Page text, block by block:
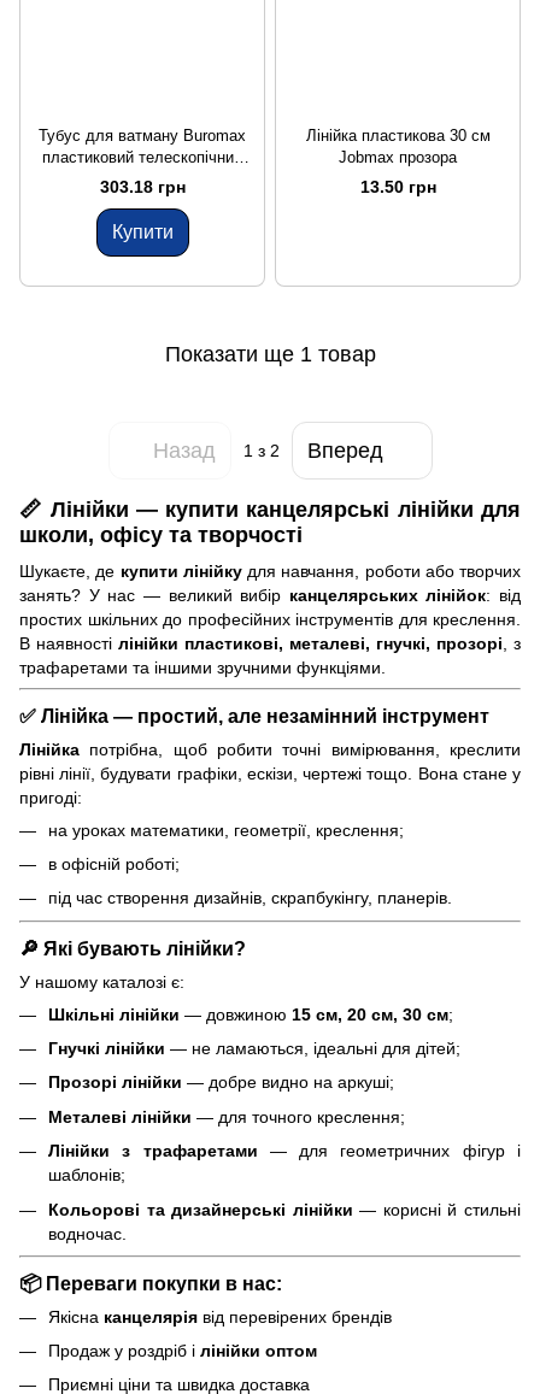
Тубус для ватману Buromax
пластиковий телескопічний
чорний
303.18 грн
Купити
Лінійка пластикова 30 см
Jobmax прозора
13.50 грн
Показати ще 1 товар
Назад 1з 2 Вперед
📏 Лінійки — купити канцелярські лінійки для
школи, офісу та творчості
Шукаєте, де купити лінійкудля навчання, роботи або творчих
занять? У нас — великий вибір канцелярських лінійок: від
простих шкільних до професійних інструментів для креслення.
В наявності лінійки пластикові, металеві, гнучкі, прозорі , з
трафаретами та іншими зручними функціями.
✅ Лінійка — простий, але незамінний інструмент
Лінійка потрібна, щоб робити точні вимірювання, креслити
рівні лінії, будувати графіки, ескізи, чертежі тощо. Вона стане у
пригоді:
на уроках математики, геометрії, креслення;
в офісній роботі;
під час створення дизайнів, скрапбукінгу, планерів.
🔎 Які бувають лінійки?
У нашому каталозі є:
Шкільні лінійки — довжиною 15 см, 20 см, 30 см;
Гнучкі лінійки — не ламаються, ідеальні для дітей;
Прозорі лінійки — добре видно на аркуші;
Металеві лінійки — для точного креслення;
Лінійки з трафаретами — для геометричних фігур і
шаблонів;
Кольорові та дизайнерські лінійки — корисні й стильні
водночас.
📦 Переваги покупки в нас:
Якісна канцелярія від перевірених брендів
Продаж у роздріб і лінійки оптом
Приємні ціни та швидка доставка